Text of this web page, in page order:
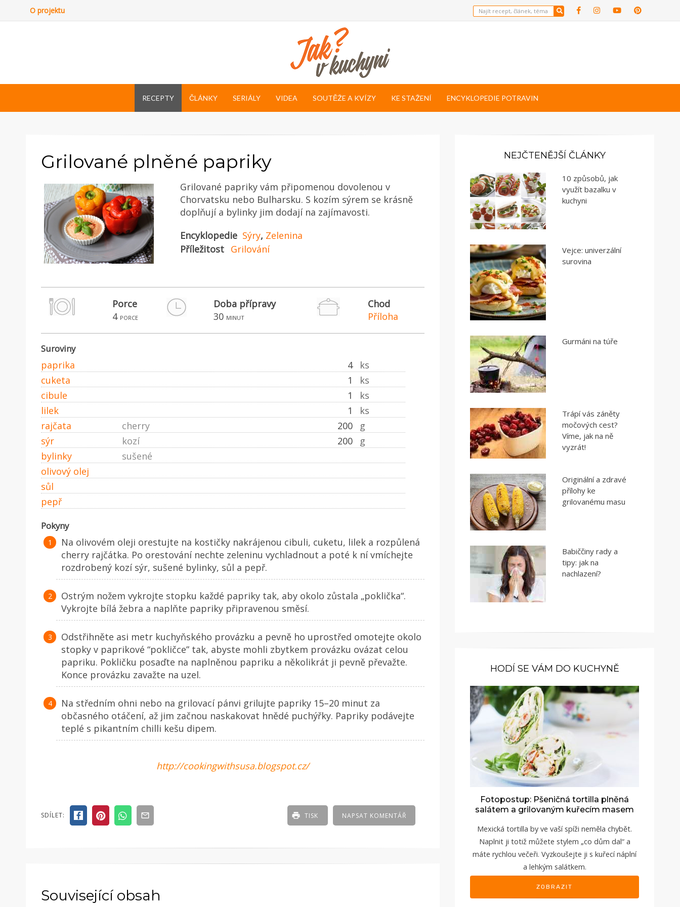
O projektu
RECEPTY ČLÁNKY SERIÁLY VIDEA SOUTĚŽE A KVÍZY KE STAŽENÍ ENCYKLOPEDIE POTRAVIN
Grilované plněné papriky
Grilované papriky vám připomenou dovolenou v
Chorvatsku nebo Bulharsku. S kozím sýrem se krásně
doplňují a bylinky jim dodají na zajímavosti.
Encyklopedie Sýry, Zelenina
Příležitost Grilování
Porce
4 porce
Doba přípravy
30 minut
Chod
Příloha
Suroviny
paprika 4
ks
cuketa
1
ks
cibule
1
ks
lilek
1
ks
rajčata
200 g
cherry
sýr
200 g
kozí
bylinky
sušené
olivový olej
sůl
pepř
Pokyny
Na olivovém oleji orestujte na kostičky nakrájenou cibuli, cuketu, lilek a rozpůlená
cherry rajčátka. Po orestování nechte zeleninu vychladnout a poté k ní vmíchejte
rozdrobený kozí sýr, sušené bylinky, sůl a pepř.
Ostrým nožem vykrojte stopku každé papriky tak, aby okolo zůstala „poklička“.
Vykrojte bílá žebra a naplňte papriky připravenou směsí.
Odstřihněte asi metr kuchyňského provázku a pevně ho uprostřed omotejte okolo
stopky v paprikové “pokličce” tak, abyste mohli zbytkem provázku ovázat celou
papriku. Pokličku posaďte na naplněnou papriku a několikrát ji pevně převažte.
Konce provázku zavažte na uzel.
Na středním ohni nebo na grilovací pánvi grilujte papriky 15–20 minut za
občasného otáčení, až jim začnou naskakovat hnědé puchýřky. Papriky podávejte
teplé s pikantním chilli kešu dipem.
http://cookingwithsusa.blogspot.cz/
SDÍLET: NAPSAT KOMENTÁŘ
TISK
Související obsah
NEJČTENĚJŠÍ ČLÁNKY
10 způsobů, jak
využít bazalku v
kuchyni
Vejce: univerzální
surovina
Gurmáni na túře
Trápí vás záněty
močových cest?
Víme, jak na ně
vyzrát!
Originální a zdravé
přílohy ke
grilovanému masu
Babiččiny rady a
tipy: jak na
nachlazení?
HODÍ SE VÁM DO KUCHYNĚ
Fotopostup: Pšeničná tortilla plněná
salátem a grilovaným kuřecím masem
Mexická tortilla by ve vaší spíži neměla chybět.
Naplnit ji totiž můžete stylem „co dům dal“ a
máte rychlou večeři. Vyzkoušejte ji s kuřecí náplní
a lehkým salátkem.
ZOBRAZIT